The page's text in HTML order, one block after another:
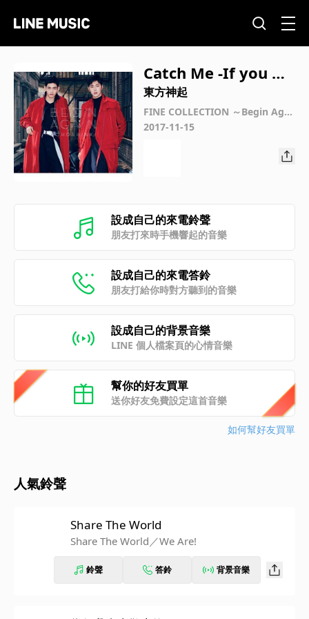
Catch Me -If you wa
nna-
東方神起
FINE COLLECTION ～Begin Agai
n～
2017-11-15
設成自己的來電鈴聲
朋友打來時手機響起的音樂
設成自己的來電答鈴
朋友打給你時對方聽到的音樂
設成自己的背景音樂
LINE 個人檔案頁的心情音樂
幫你的好友買單
送你好友免費設定這首音樂
如何幫好友買單
人氣鈴聲
Share The World
Share The World／We Are!
鈴聲 答鈴 背景音樂